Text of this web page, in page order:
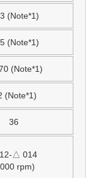
(Note*1)
(Note*1)
(Note*1)
(Note*1)
36
△ 014
rpm)